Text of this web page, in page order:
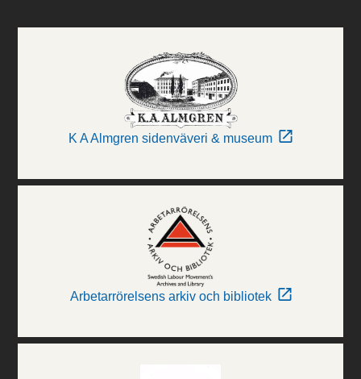
K A Almgren sidenväveri & museum
Arbetarrörelsens arkiv och bibliotek